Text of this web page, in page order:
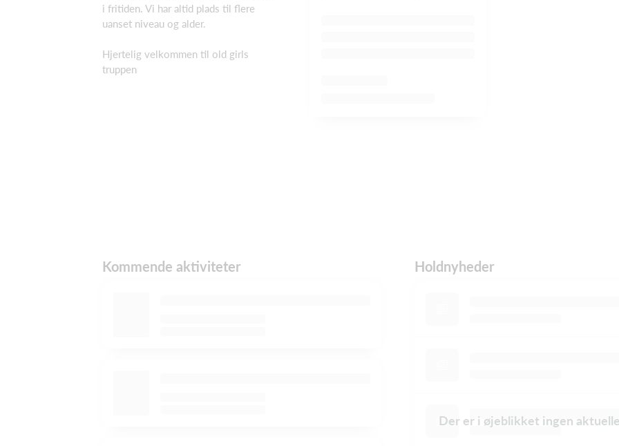
i fritiden. Vi har altid plads til flere
uanset niveau og alder.
Hjertelig velkommen til old girls
truppen
Kommende aktiviteter Holdnyheder
Der er i øjeblikket ingen